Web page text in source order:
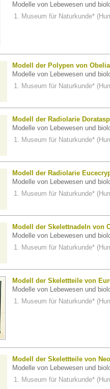
Modelle von Lebewesen und
Museum für Naturkunde*
Modell der Polypen von
Modelle von Lebewesen und
Museum für Naturkunde*
Modell der Radiolarie
Modelle von Lebewesen und
Museum für Naturkunde*
Modell der Radiolarie
Modelle von Lebewesen und
Museum für Naturkunde*
Modell der Skelettnadeln von
Modelle von Lebewesen und
Museum für Naturkunde*
Modell der Skelettteile von
Modelle von Lebewesen und
Museum für Naturkunde*
Modell der Skelettteile von
Modelle von Lebewesen und
Museum für Naturkunde*